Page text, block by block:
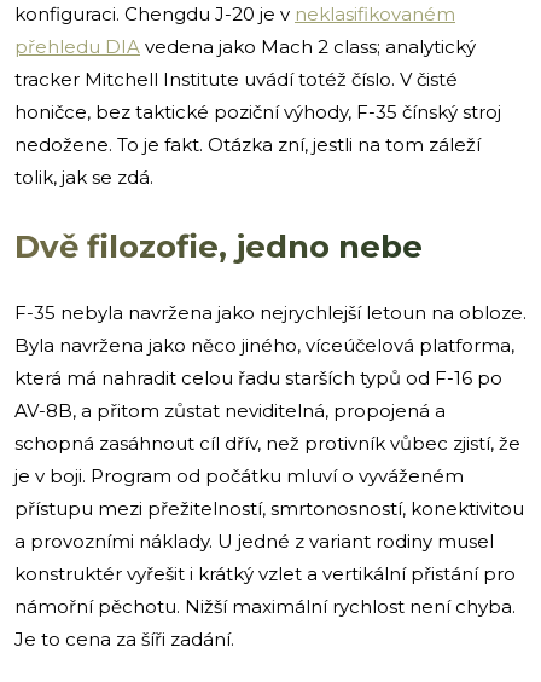
konfiguraci. Chengdu J-20 je v neklasifikovaném
přehledu DIA vedena jako Mach 2 class; analytický
tracker Mitchell Institute uvádí totéž číslo. V čisté
honičce, bez taktické poziční výhody, F-35 čínský stroj
nedožene. To je fakt. Otázka zní, jestli na tom záleží
tolik, jak se zdá.
Dvě filozofie, jedno nebe
F-35 nebyla navržena jako nejrychlejší letoun na obloze.
Byla navržena jako něco jiného, víceúčelová platforma,
která má nahradit celou řadu starších typů od F-16 po
AV-8B, a přitom zůstat neviditelná, propojená a
schopná zasáhnout cíl dřív, než protivník vůbec zjistí, že
je v boji. Program od počátku mluví o vyváženém
přístupu mezi přežitelností, smrtonosností, konektivitou
a provozními náklady. U jedné z variant rodiny musel
konstruktér vyřešit i krátký vzlet a vertikální přistání pro
námořní pěchotu. Nižší maximální rychlost není chyba.
Je to cena za šíři zadání.